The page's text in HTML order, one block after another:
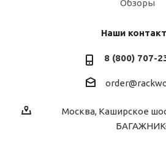
Обзоры
Наши
8 (800) 707-
Москва, Каширское